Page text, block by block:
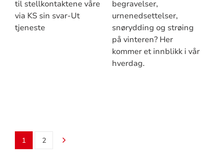
til stellkontaktene våre
via KS sin svar-Ut
tjeneste
begravelser,
urnenedsettelser,
snørydding og strøing
på vinteren? Her
kommer et innblikk i vår
hverdag.
1 2